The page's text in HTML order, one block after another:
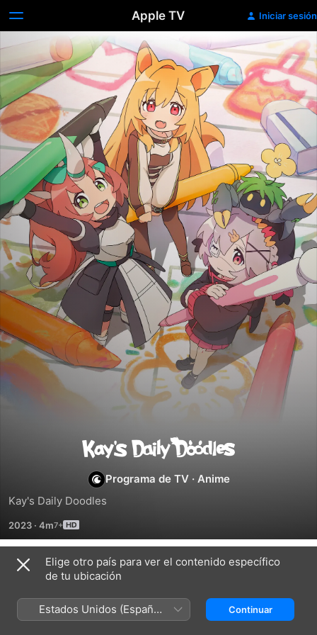
Apple TV Iniciar sesión
Kay's
Daily
Programa de TV · Anime
Kay's Daily Doodles
2023 · 4m
Temporada 1
Elige otro país para ver el contenido específico
de tu ubicación
Estados Unidos (Español
México)
Continuar